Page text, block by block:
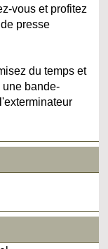
vous et profitez
presse
du temps et
une bande-